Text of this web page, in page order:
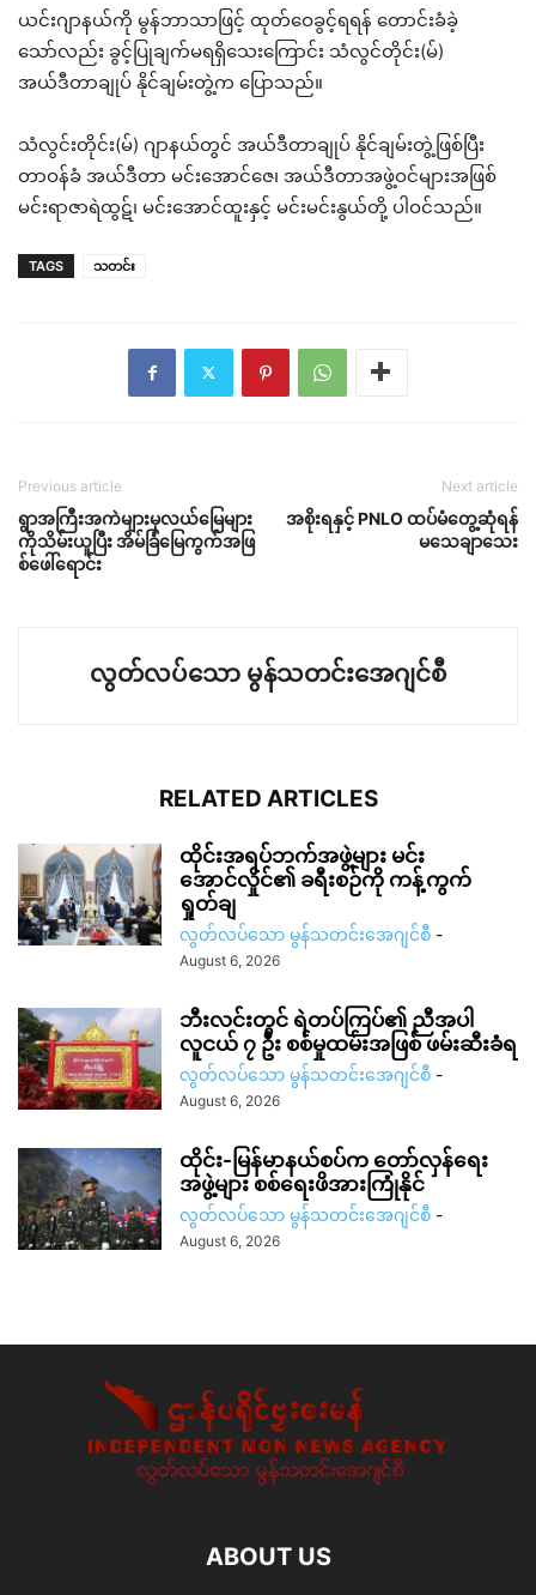
ယင်းဂျာနယ်ကို မွန်ဘာသာဖြင့် ထုတ်ဝေခွင့်ရရန် တောင်းခံခဲ့
သော်လည်း ခွင့်ပြုချက်မရရှိသေးကြောင်း သံလွင်တိုင်း(မ်)
အယ်ဒီတာချုပ် နိုင်ချမ်းတွဲ့က ပြောသည်။
သံလွင်းတိုင်း(မ်) ဂျာနယ်တွင် အယ်ဒီတာချုပ် နိုင်ချမ်းတွဲ့ဖြစ်ပြီး
တာဝန်ခံ အယ်ဒီတာ မင်းအောင်ဇေ၊ အယ်ဒီတာအဖွဲ့ဝင်များအဖြစ်
မင်းရာဇာရဲထွဋ်၊ မင်းအောင်ထူးနှင့် မင်းမင်းနွယ်တို့ ပါဝင်သည်။
TAGS သတင်း
Previous article
ရွာအကြီးအကဲများမှလယ်မြေများ
ကိုသိမ်းယူပြီး အိမ်ခြံမြေကွက်အဖြ
စ်ဖေါ်ရောင်း
Next article
အစိုးရနှင့် PNLO ထပ်မံတွေ့ဆုံရန်
မသေချာသေး
လွတ်လပ်သော မွန်သတင်းအေဂျင်စီ
RELATED ARTICLES
ထိုင်းအရပ်ဘက်အဖွဲ့များ မင်း
အောင်လှိုင်၏ ခရီးစဉ်ကို ကန့်ကွက်
ရှုတ်ချ
လွတ်လပ်သော မွန်သတင်းအေဂျင်စီ -
August 6, 2026
ဘီးလင်းတွင် ရဲတပ်ကြပ်၏ ညီအပါ
လူငယ် ၇ ဦး စစ်မှုထမ်းအဖြစ် ဖမ်းဆီးခံရ
လွတ်လပ်သော မွန်သတင်းအေဂျင်စီ -
August 6, 2026
ထိုင်း-မြန်မာနယ်စပ်က တော်လှန်ရေး
အဖွဲ့များ စစ်ရေးဖိအားကြုံနိုင်
လွတ်လပ်သော မွန်သတင်းအေဂျင်စီ -
August 6, 2026
ABOUT US